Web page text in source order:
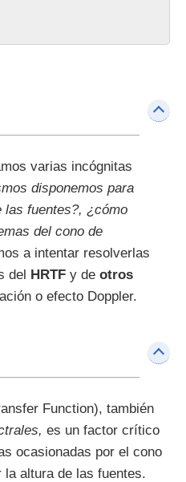
varias incógnitas
disponemos para
las fuentes?, ¿cómo
del cono de
a intentar resolverlas
del HRTF y de otros
o efecto Doppler.
Function), también
es un factor crítico
ocasionadas por el cono
altura de las fuentes.